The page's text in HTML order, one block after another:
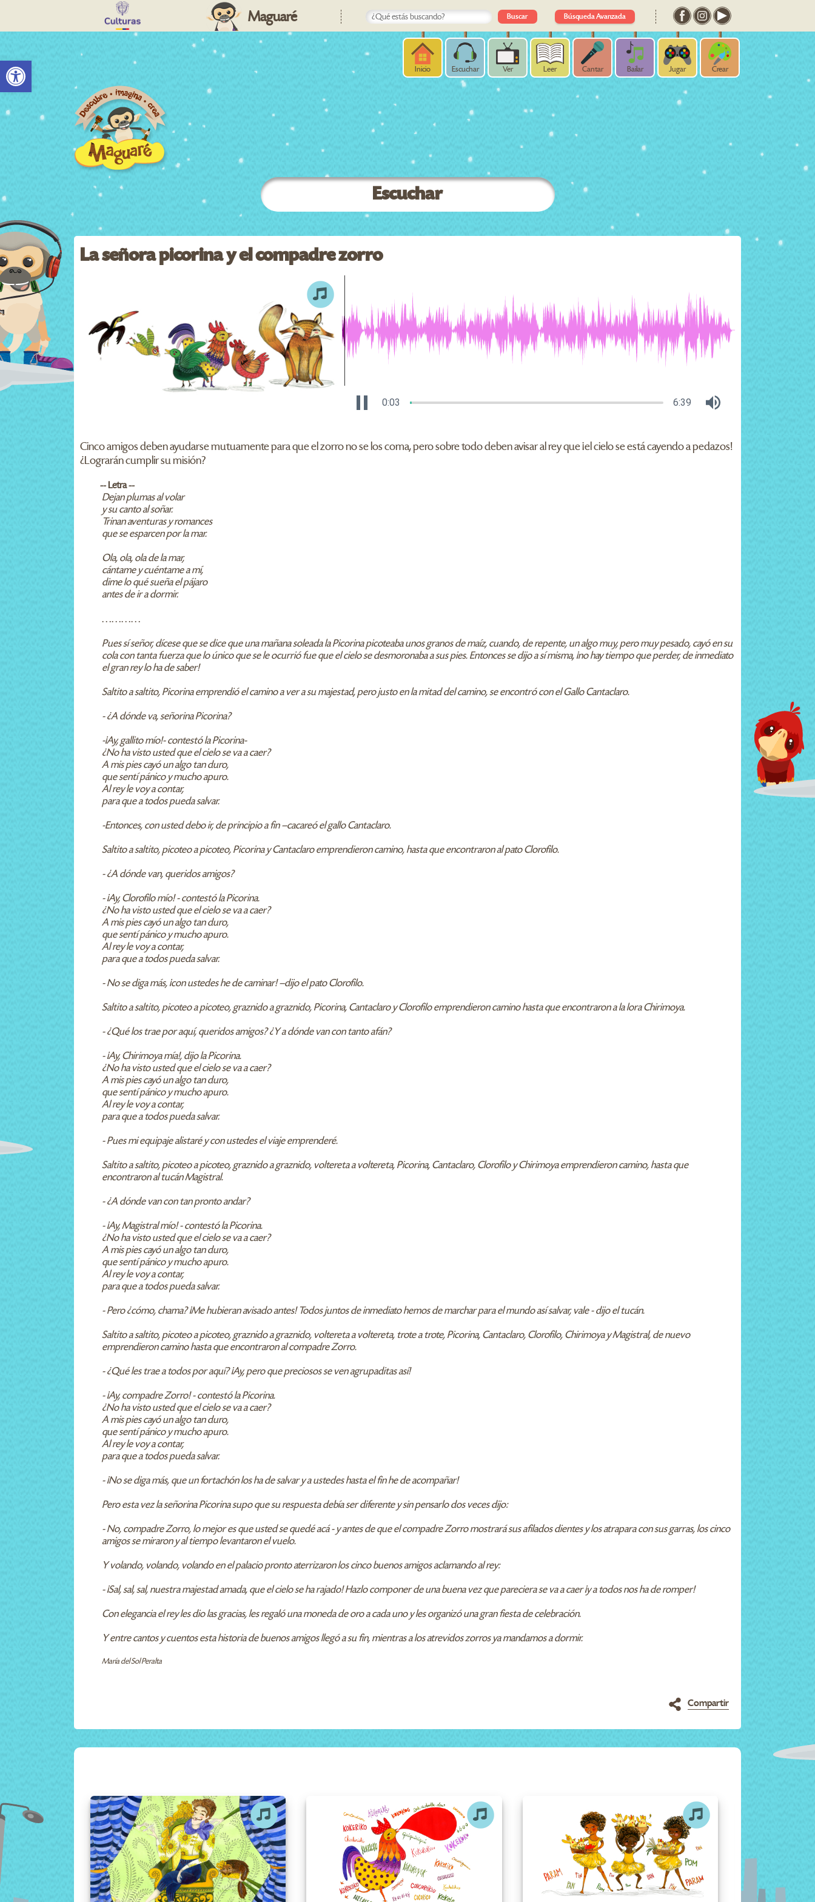
Abrir barra de herramientas
Maguaré Búsqueda Avanzada
Inicio Escuchar Ver Leer Cantar Bailar Jugar Crear
Escuchar
La señora picorina y el compadre zorro
0:04 6:39
Cinco amigos deben ayudarse mutuamente para que el zorro no se los coma, pero sobre todo deben avisar al rey que ¡el cielo se está cayendo a pedazos!
¿Lograrán cumplir su misión?
-- Letra --
Dejan plumas al volar
y su canto al soñar.
Trinan aventuras y romances
que se esparcen por la mar.
Ola, ola, ola de la mar,
cántame y cuéntame a mí,
dime lo qué sueña el pájaro
antes de ir a dormir.
…………
Pues sí señor, dícese que se dice que una mañana soleada la Picorina picoteaba unos granos de maíz, cuando, de repente, un algo muy, pero muy pesado, cayó en su
cola con tanta fuerza que lo único que se le ocurrió fue que el cielo se desmoronaba a sus pies. Entonces se dijo a sí misma, ¡no hay tiempo que perder, de inmediato
el gran rey lo ha de saber!
Saltito a saltito, Picorina emprendió el camino a ver a su majestad, pero justo en la mitad del camino, se encontró con el Gallo Cantaclaro.
- ¿A dónde va, señorina Picorina?
-¡Ay, gallito mío!- contestó la Picorina-
¿No ha visto usted que el cielo se va a caer?
A mis pies cayó un algo tan duro,
que sentí pánico y mucho apuro.
Al rey le voy a contar,
para que a todos pueda salvar.
-Entonces, con usted debo ir, de principio a fin —cacareó el gallo Cantaclaro.
Saltito a saltito, picoteo a picoteo, Picorina y Cantaclaro emprendieron camino, hasta que encontraron al pato Clorofilo.
- ¿A dónde van, queridos amigos?
- ¡Ay, Clorofilo mío! - contestó la Picorina.
¿No ha visto usted que el cielo se va a caer?
A mis pies cayó un algo tan duro,
que sentí pánico y mucho apuro.
Al rey le voy a contar,
para que a todos pueda salvar.
- No se diga más, ¡con ustedes he de caminar! —dijo el pato Clorofilo.
Saltito a saltito, picoteo a picoteo, graznido a graznido, Picorina, Cantaclaro y Clorofilo emprendieron camino hasta que encontraron a la lora Chirimoya.
- ¿Qué los trae por aquí, queridos amigos? ¿Y a dónde van con tanto afán?
- ¡Ay, Chirimoya mía!, dijo la Picorina.
¿No ha visto usted que el cielo se va a caer?
A mis pies cayó un algo tan duro,
que sentí pánico y mucho apuro.
Al rey le voy a contar,
para que a todos pueda salvar.
- Pues mi equipaje alistaré y con ustedes el viaje emprenderé.
Saltito a saltito, picoteo a picoteo, graznido a graznido, voltereta a voltereta, Picorina, Cantaclaro, Clorofilo y Chirimoya emprendieron camino, hasta que
encontraron al tucán Magistral.
- ¿A dónde van con tan pronto andar?
- ¡Ay, Magistral mío! - contestó la Picorina.
¿No ha visto usted que el cielo se va a caer?
A mis pies cayó un algo tan duro,
que sentí pánico y mucho apuro.
Al rey le voy a contar,
para que a todos pueda salvar.
- Pero ¿cómo, chama? ¡Me hubieran avisado antes! Todos juntos de inmediato hemos de marchar para el mundo así salvar, vale - dijo el tucán.
Saltito a saltito, picoteo a picoteo, graznido a graznido, voltereta a voltereta, trote a trote, Picorina, Cantaclaro, Clorofilo, Chirimoya y Magistral, de nuevo
emprendieron camino hasta que encontraron al compadre Zorro.
- ¿Qué les trae a todos por aquí? ¡Ay, pero que preciosos se ven agrupaditas así!
- ¡Ay, compadre Zorro! - contestó la Picorina.
¿No ha visto usted que el cielo se va a caer?
A mis pies cayó un algo tan duro,
que sentí pánico y mucho apuro.
Al rey le voy a contar,
para que a todos pueda salvar.
- ¡No se diga más, que un fortachón los ha de salvar y a ustedes hasta el fin he de acompañar!
Pero esta vez la señorina Picorina supo que su respuesta debía ser diferente y sin pensarlo dos veces dijo:
- No, compadre Zorro, lo mejor es que usted se quedé acá - y antes de que el compadre Zorro mostrará sus afilados dientes y los atrapara con sus garras, los cinco
amigos se miraron y al tiempo levantaron el vuelo.
Y volando, volando, volando en el palacio pronto aterrizaron los cinco buenos amigos aclamando al rey:
- ¡Sal, sal, sal, nuestra majestad amada, que el cielo se ha rajado! Hazlo componer de una buena vez que pareciera se va a caer ¡y a todos nos ha de romper!
Con elegancia el rey les dio las gracias, les regaló una moneda de oro a cada uno y les organizó una gran fiesta de celebración.
Y entre cantos y cuentos esta historia de buenos amigos llegó a su fin, mientras a los atrevidos zorros ya mandamos a dormir.
María del Sol Peralta
Compartir